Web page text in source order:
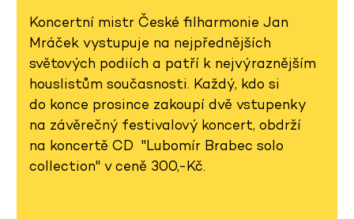
Koncertní mistr České filharmonie Jan
Mráček vystupuje na nejpřednějších
světových podiích a patří k nejvýraznějším
houslistům současnosti. Každý, kdo si
do konce prosince zakoupí dvě vstupenky
na závěrečný festivalový koncert, obdrží
na koncertě CD "Lubomír Brabec solo
collection" v ceně 300,-Kč.